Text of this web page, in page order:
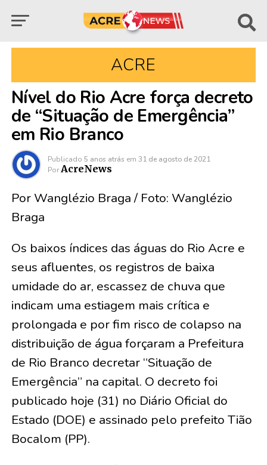
ACRE
Nível do Rio Acre força decreto
de “Situação de Emergência”
em Rio Branco
Publicado 5 anos atrás em 31 de agosto de 2021
Por AcreNews
Por Wanglézio Braga / Foto: Wanglézio
Braga
Os baixos índices das águas do Rio Acre e
seus afluentes, os registros de baixa
umidade do ar, escassez de chuva que
indicam uma estiagem mais crítica e
prolongada e por fim risco de colapso na
distribuição de água forçaram a Prefeitura
de Rio Branco decretar “Situação de
Emergência” na capital. O decreto foi
publicado hoje (31) no Diário Oficial do
Estado (DOE) e assinado pelo prefeito Tião
Bocalom (PP).